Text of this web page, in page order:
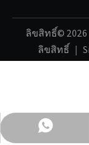
ลิขสิทธิ์© 2026
ลิขสิทธิ์ ｜